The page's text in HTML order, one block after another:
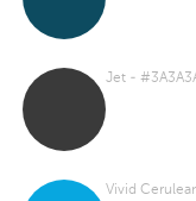
Jet -
Vivid